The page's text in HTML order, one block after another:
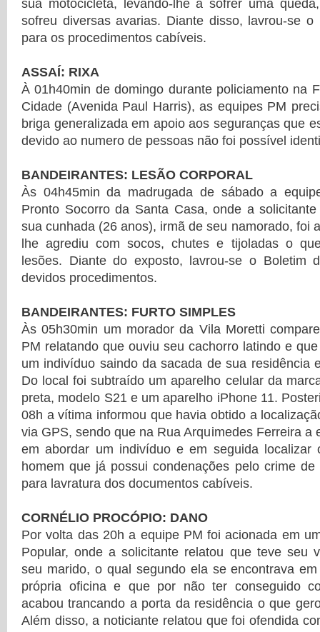
sua motocicleta, levando-lhe a sofrer uma
sofreu diversas avarias. Diante disso, lavrou-se o
para os procedimentos cabíveis.
ASSAÍ: RIXA
À 01h40min de domingo durante policiamento na
Cidade (Avenida Paul Harris), as equipes PM
briga generalizada em apoio aos seguranças que
devido ao numero de pessoas não foi possível
BANDEIRANTES: LESÃO CORPORAL
Às 04h45min da madrugada de sábado a
Pronto Socorro da Santa Casa, onde a
sua cunhada (26 anos), irmã de seu namorado, foi
lhe agrediu com socos, chutes e tijoladas o
lesões. Diante do exposto, lavrou-se o Boletim
devidos procedimentos.
BANDEIRANTES: FURTO SIMPLES
Às 05h30min um morador da Vila Moretti
PM relatando que ouviu seu cachorro latindo e
um indivíduo saindo da sacada de sua residência
Do local foi subtraído um aparelho celular da
preta, modelo S21 e um aparelho iPhone 11.
08h a vítima informou que havia obtido a
via GPS, sendo que na Rua Arquimedes Ferreira a
em abordar um indivíduo e em seguida localizar
homem que já possui condenações pelo crime
para lavratura dos documentos cabíveis.
CORNÉLIO PROCÓPIO: DANO
Por volta das 20h a equipe PM foi acionada em
Popular, onde a solicitante relatou que teve seu
seu marido, o qual segundo ela se encontrava
própria oficina e que por não ter conseguido
acabou trancando a porta da residência o que
Além disso, a noticiante relatou que foi ofendida